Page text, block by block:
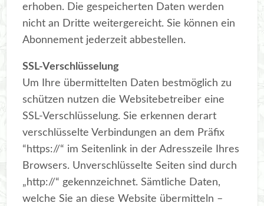
erhoben. Die gespeicherten Daten werden
nicht an Dritte weitergereicht. Sie können ein
Abonnement jederzeit abbestellen.
SSL-Verschlüsselung
Um Ihre übermittelten Daten bestmöglich zu
schützen nutzen die Websitebetreiber eine
SSL-Verschlüsselung. Sie erkennen derart
verschlüsselte Verbindungen an dem Präfix
“https://“ im Seitenlink in der Adresszeile Ihres
Browsers. Unverschlüsselte Seiten sind durch
„http://“ gekennzeichnet. Sämtliche Daten,
welche Sie an diese Website übermitteln –